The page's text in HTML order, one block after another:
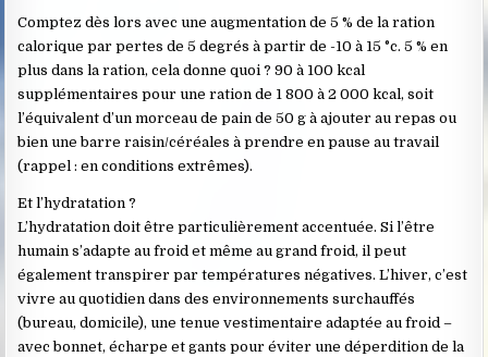
Comptez dès lors avec une augmentation de 5 % de la ration
calorique par pertes de 5 degrés à partir de -10 à 15 °c. 5 % en
plus dans la ration, cela donne quoi ? 90 à 100 kcal
supplémentaires pour une ration de 1 800 à 2 000 kcal, soit
l’équivalent d’un morceau de pain de 50 g à ajouter au repas ou
bien une barre raisin/céréales à prendre en pause au travail
(rappel : en conditions extrêmes).
Et l’hydratation ?
L’hydratation doit être particulièrement accentuée. Si l’être
humain s’adapte au froid et même au grand froid, il peut
également transpirer par températures négatives. L’hiver, c’est
vivre au quotidien dans des environnements surchauffés
(bureau, domicile), une tenue vestimentaire adaptée au froid –
avec bonnet, écharpe et gants pour éviter une déperdition de la